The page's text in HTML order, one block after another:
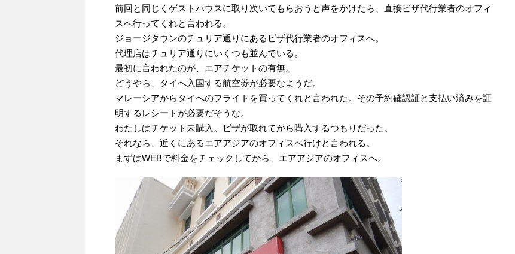
前回と同じくゲストハウスに取り次いでもらおうと声をかけたら、直接ビザ代行業者のオフィ
スへ行ってくれと言われる。
ジョージタウンのチュリア通りにあるビザ代行業者のオフィスへ。
代理店はチュリア通りにいくつも並んでいる。
最初に言われたのが、エアチケットの有無。
どうやら、タイへ入国する航空券が必要なようだ。
マレーシアからタイへのフライトを買ってくれと言われた。その予約確認証と支払い済みを証
明するレシートが必要だそうな。
わたしはチケット未購入。ビザが取れてから購入するつもりだった。
それなら、近くにあるエアアジアのオフィスへ行けと言われる。
まずはWEBで料金をチェックしてから、エアアジアのオフィスへ。